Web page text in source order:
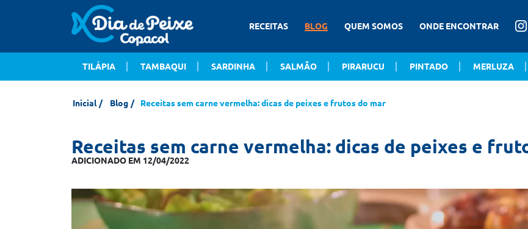
RECEITAS BLOG QUEM SOMOS ONDE ENCONTRAR
TILÁPIA TAMBAQUI SARDINHA SALMÃO PIRARUCU PINTADO MERLUZA
Inicial Blog Receitas sem carne vermelha: dicas de peixes e frutos do mar
Receitas sem carne vermelha: dicas de peixes e
ADICIONADO EM 12/04/2022